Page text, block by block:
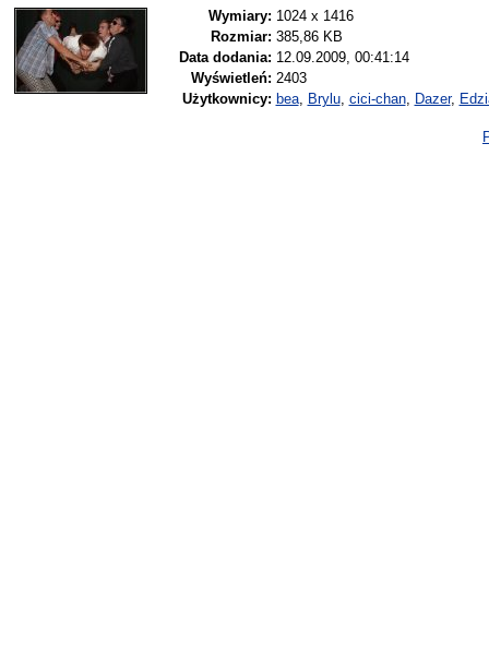
Wymiary: 1024 x 1416
Rozmiar: 385,86 KB
Data dodania: 12.09.2009, 00:41:14
Wyświetleń: 2403
Użytkownicy: bea, Brylu, cici-chan, Dazer,